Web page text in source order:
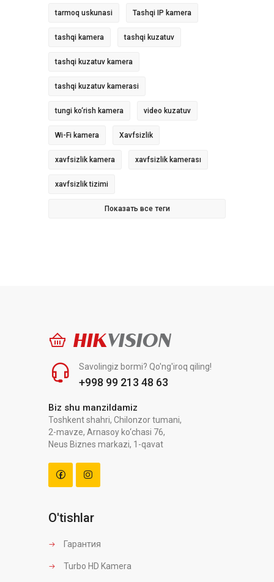
tarmoq uskunasi Tashqi IP kamera
tashqi kamera tashqi kuzatuv
tashqi kuzatuv kamera
tashqi kuzatuv kamerasi
tungi ko‘rish kamera video kuzatuv
Wi-Fi kamera Xavfsizlik
xavfsizlik kamera xavfsizlik kamerası
xavfsizlik tizimi
Показать все теги
HIKVISION
Savolingiz bormi? Qo'ng'iroq qiling!
+998 99 213 48 63
Biz shu manzildamiz
Toshkent shahri, Chilonzor tumani,
2-mavze, Arnasoy ko‘chasi 76,
Neus Biznes markazi, 1-qavat
O'tishlar
Гарантия
Turbo HD Kamera